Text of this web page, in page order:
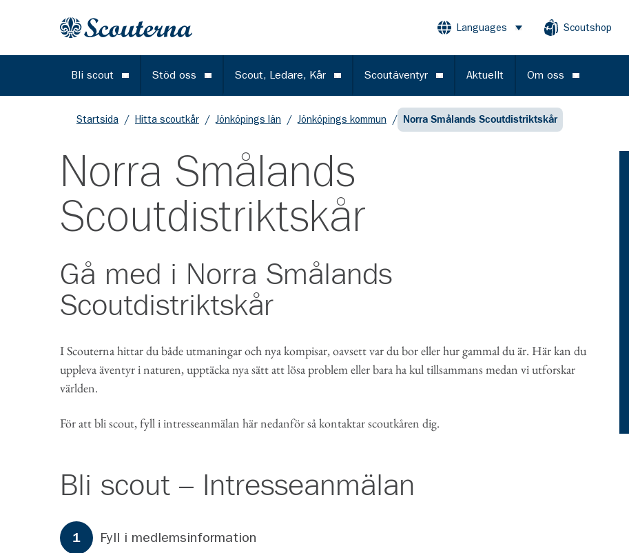
Gå till huvudinnehållet
Languages Öppna menyScoutshop
Bli scout Öppna meny
Stöd oss Öppna meny
Scout, Ledare, Kår Öppna meny
Scoutäventyr Öppna meny
Aktuellt Om oss Öppna meny
Startsida / Hitta scoutkår / Jönköpings län / Jönköpings kommun / Norra Smålands Scoutdistriktskår
Norra Smålands
Scoutdistriktskår
Gå med i Norra Smålands
Scoutdistriktskår
I Scouterna hittar du både utmaningar och nya kompisar, oavsett var du bor eller hur gammal du är. Här kan du
uppleva äventyr i naturen, upptäcka nya sätt att lösa problem eller bara ha kul tillsammans medan vi utforskar
världen.
För att bli scout, fyll i intresseanmälan här nedanför så kontaktar scoutkåren dig.
Bli scout – Intresseanmälan
Formuläret har steg.
1 Steg 1
Fyll i medlemsinformation